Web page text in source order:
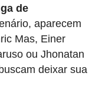
de
aparecem
Mas, Einer
ou Jhonatan
deixar sua